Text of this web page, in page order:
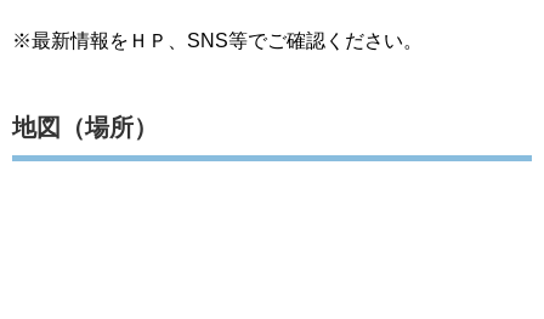
※最新情報をＨＰ、SNS等でご確認ください。
地図（場所）